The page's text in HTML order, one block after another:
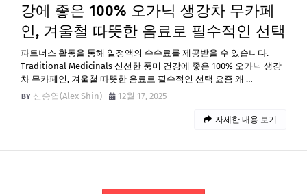
강에 좋은 100% 오가닉 생강차 무카페
인, 겨울철 따뜻한 음료로 필수적인 선택
파트너스 활동을 통해 일정액의 수수료를 제공받을 수 있습니다.
Traditional Medicinals 신선한 풍미 건강에 좋은 100% 오가닉 생강
차 무카페인, 겨울철 따뜻한 음료로 필수적인 선택 요즘 왜 …
신승엽(Alex Shin)
12월 17, 2025
자세한 내용 보기